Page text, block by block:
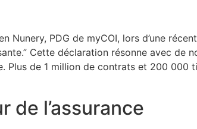
Nunery, PDG de myCOI, lors d’une
Cette déclaration résonne avec de
Plus de 1 million de contrats et 200 000
de l’assurance